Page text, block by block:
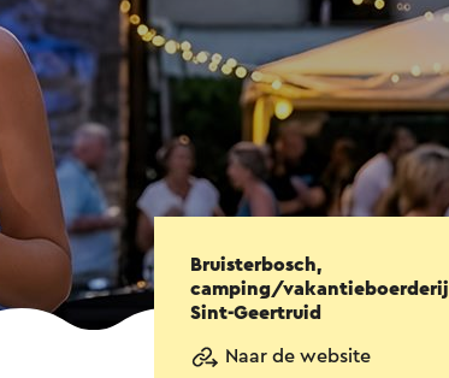
Bruisterbosch,
camping/vakantieboerderij
Sint-Geertruid
Naar de website